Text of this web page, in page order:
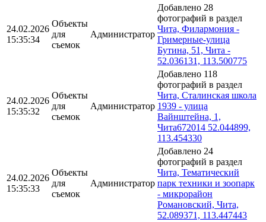
24.02.2026
15:35:34
Объекты
для
съемок
Администратор
Добавлено 28
фотографий в раздел
Чита, Филармония -
Гримерные-улица
Бутина, 51, Чита -
52.036131, 113.500775
24.02.2026
15:35:32
Объекты
для
съемок
Администратор
Добавлено 118
фотографий в раздел
Чита, Сталинская школа
1939 - улица
Вайнштейна, 1,
Чита672014 52.044899,
113.454330
24.02.2026
15:35:33
Объекты
для
съемок
Администратор
Добавлено 24
фотографий в раздел
Чита, Тематический
парк техники и зоопарк
- микрорайон
Романовский, Чита,
52.089371, 113.447443